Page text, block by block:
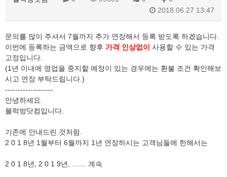
2018.06.27 13:47
문의를 많이 주셔서 7월까지 추가 연장해서 등록 받도록 하겠습니다.
이번에 등록하는 금액으로 향후 가격 인상없이 사용할 수 있는 가격
고정입니다.
(1년 이내에 영업을 중지할 예정이 있는 경우에는 환불 조건 확인해보
시고 연장 부탁드립니다.)
-------------------
안녕하세요.
블럭방닷컴입니다.
기존에 안내드린 것처럼.
2 0 1 8년 1월부터 6월까지 1년 연장하시는 고객님들에 한해서는
2 0 1 8년, 2 0 1 9년, ....... 계속